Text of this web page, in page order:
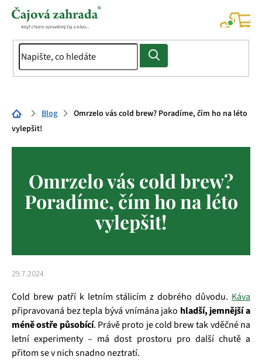
Přejít
Domů Blog
Omrzelo vás cold brew? Poradíme, čím ho na léto
vylepšit!
Omrzelo vás cold brew?
Poradíme, čím ho na léto
vylepšit!
29.7.2024
Cold brew patří k letním stálicím z dobrého důvodu. Káva
připravovaná bez tepla bývá vnímána jako hladší, jemnější a
méně ostře působící. Právě proto je cold brew tak vděčné na
letní experimenty – má dost prostoru pro další chutě a
přitom se v nich snadno neztratí.